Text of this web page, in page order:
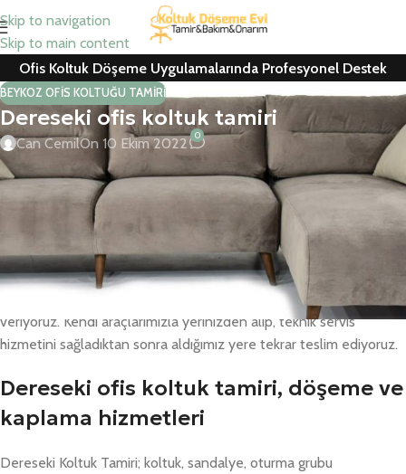
Skip to navigation
Skip to main content
Ofis Koltuk Döşeme Uygulamalarında Profesyonel Destek
BEYKOZ OFIS KOLTUĞU TAMIRI
Dereseki ofis koltuk tamiri
Can CemilOn 10 Ekim 2022 0
Dereseki ofis koltuk tamiri ve koltuk döşeme, koltuk yedek parça,
berber koltuğu, ofis koltuk kaplama hizmetlerini uzmanlarımıza
yaptırın, kaliteli hizmeti uygun fiyata alın
Yaptığımız tüm işlem ve uygulamalar ile yedek parçalarda
tam garantiveriyoruz. Her marka büro koltuğu, kanepe tamiri,
koltuk yedek parça ve kumaş değişimlerini ücretsiz keşif hizmeti
veriyoruz. Kendi araçlarımızla yerinizden alıp, teknik servis
hizmetini sağladıktan sonra aldığımız yere tekrar teslim ediyoruz.
Dereseki ofis koltuk tamiri, döşeme ve
kaplama hizmetleri
Dereseki Koltuk Tamiri; koltuk, sandalye, oturma grubu